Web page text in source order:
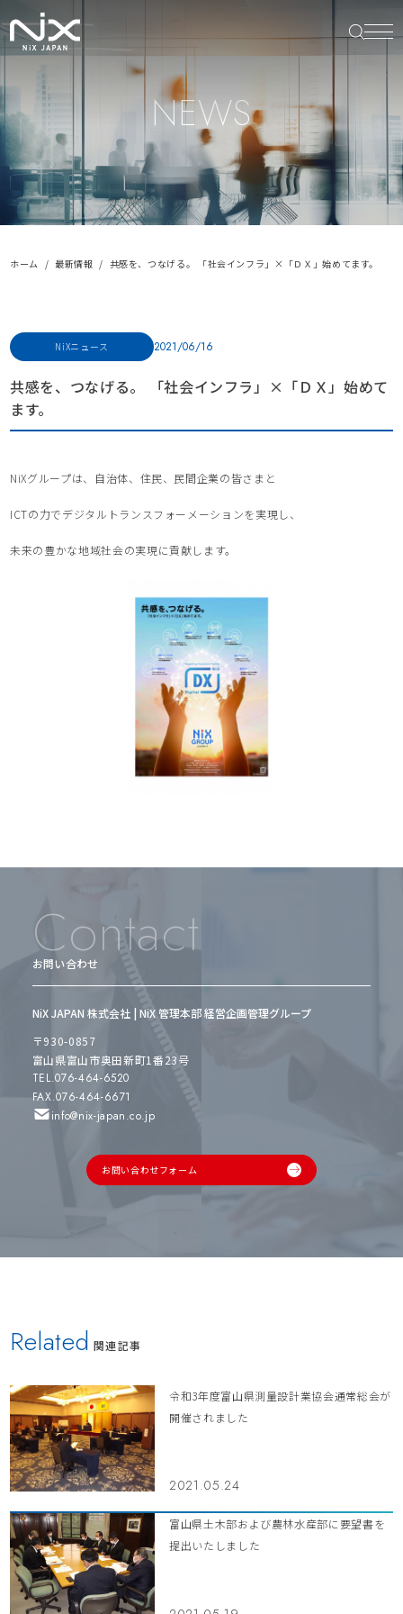
NEWS
ホーム 最新情報 共感を、つなげる。 「社会インフラ」×「ＤＸ」始めてます。
NiXニュース 2021/06/16
共感を、つなげる。 「社会インフラ」×「ＤＸ」始めて
ます。
NiXグループは、自治体、住民、民間企業の皆さまと
ICTの力でデジタルトランスフォーメーションを実現し、
未来の豊かな地域社会の実現に貢献します。
Contact
お問い合わせ
NiX JAPAN 株式会社 | NiX 管理本部 経営企画管理グループ
〒930-0857
富山県富山市奥田新町1番23号
TEL.076-464-6520
FAX.076-464-6671
info@nix-japan.co.jp
お問い合わせフォーム
Related 関連記事
令和3年度富山県測量設計業協会通常総会が
開催されました
2021.05.24
富山県土木部および農林水産部に要望書を
提出いたしました